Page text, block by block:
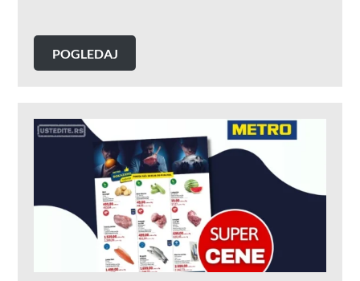
POGLEDAJ